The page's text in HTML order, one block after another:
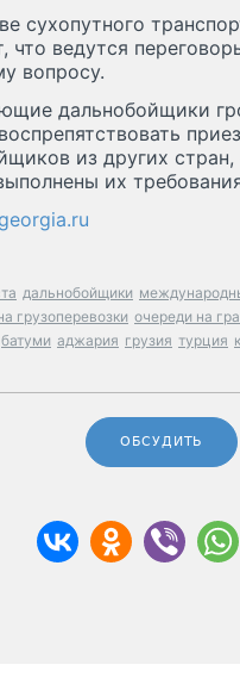
сухопутного
что ведутся
вопросу.
дальнобойщики
из других
их
дальнобойщики
грузоперевозки очереди на
батуми аджария грузия турция
ОБСУДИТЬ